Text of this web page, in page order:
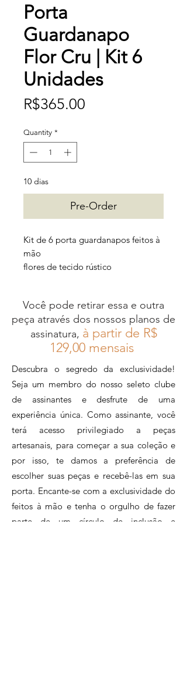
Porta
Guardanapo
Flor Cru | Kit 6
Unidades
R$365.00
Quantity *
10 dias
Pre-Order
Kit de 6 porta guardanapos feitos à
mão
flores de tecido rústico
Você pode retirar essa e outra
peça através dos nossos planos de
assinatura, à partir de R$
129,00 mensais
Descubra o segredo da exclusividade!
Seja um membro do nosso seleto clube
de assinantes e desfrute de uma
experiência única. Como assinante, você
terá acesso privilegiado a peças
artesanais, para começar a sua coleção e
por isso, te damos a preferência de
escolher suas peças e recebê-las em sua
porta. Encante-se com a exclusividade do
feitos à mão e tenha o orgulho de fazer
parte de um círculo de inclusão e